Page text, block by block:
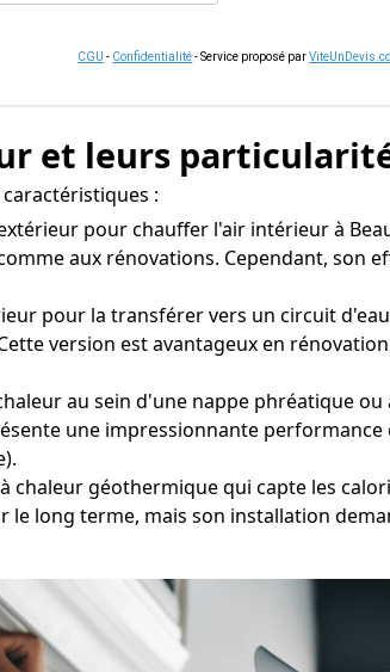
CGU - Confidentialité- Service proposé par
et leurs
:
pour chauffer l'air intérieur à
aux rénovations. Cependant, son
pour la transférer vers un circuit
version est avantageux en
au sein d'une nappe phréatique
une impressionnante
chaleur géothermique qui capte les
long terme, mais son installation